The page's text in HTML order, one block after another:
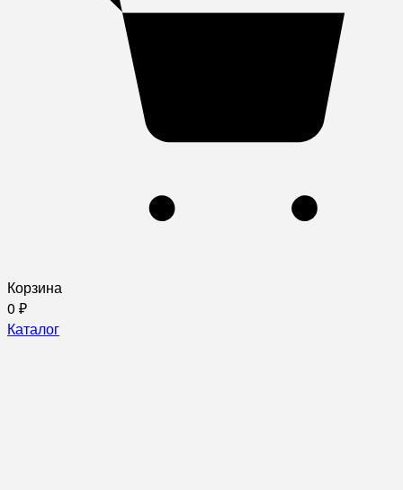
Корзина
0 ₽
Каталог